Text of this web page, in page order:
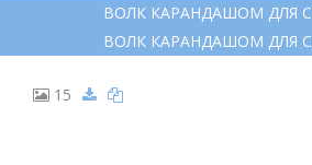
ВОЛК КАРАНДАШОМ ДЛЯ
ВОЛК КАРАНДАШОМ ДЛЯ
15